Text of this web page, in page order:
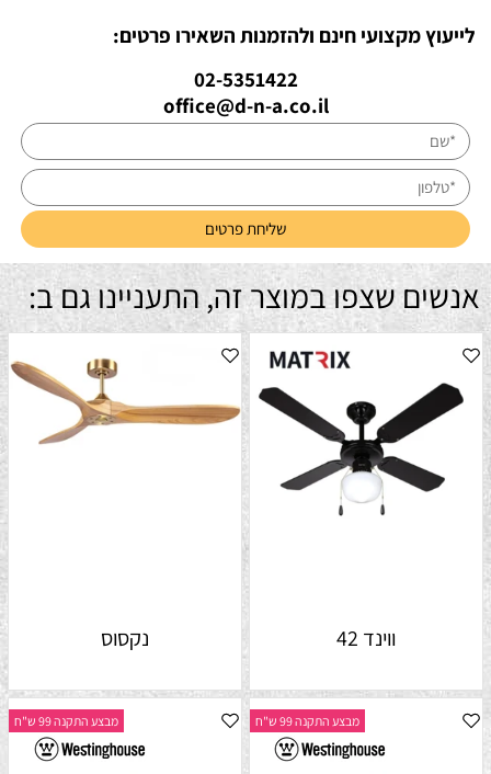
לייעוץ מקצועי חינם ולהזמנות השאירו פרטים:
02-5351422
office@d-n-a.co.il
אנשים שצפו במוצר זה, התעניינו גם ב:
ווינד 42 נקסוס
מבצע התקנה 99 ש"ח מבצע התקנה 99 ש"ח